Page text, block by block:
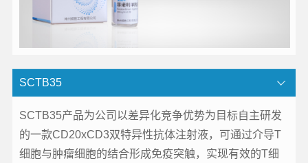
SCTB35
SCTB35产品为公司以差异化竞争优势为目标自主研发
的一款CD20xCD3双特异性抗体注射液，可通过介导T
细胞与肿瘤细胞的结合形成免疫突触，实现有效的T细